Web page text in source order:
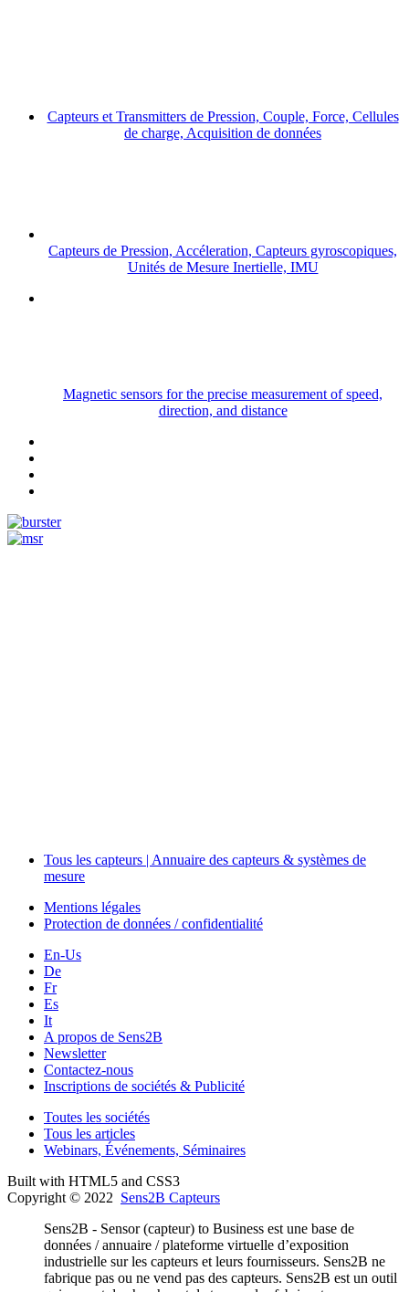
Capteurs et Transmitters de Pression, Couple, Force, Cellules
de charge, Acquisition de données
Capteurs de Pression, Accéleration, Capteurs gyroscopiques,
Unités de Mesure Inertielle, IMU
Magnetic sensors for the precise measurement of speed,
direction, and distance
Tous les capteurs | Annuaire des capteurs & systèmes de
mesure
Mentions légales
Protection de données / confidentialité
En-Us
De
Fr
Es
It
A propos de Sens2B
Newsletter
Contactez-nous
Inscriptions de sociétés & Publicité
Toutes les sociétés
Tous les articles
Webinars, Événements, Séminaires
Built with HTML5 and CSS3
Copyright © 2022 Sens2B Capteurs
Sens2B - Sensor (capteur) to Business est une base de
données / annuaire / plateforme virtuelle d’exposition
industrielle sur les capteurs et leurs fournisseurs. Sens2B ne
fabrique pas ou ne vend pas des capteurs. Sens2B est un outil